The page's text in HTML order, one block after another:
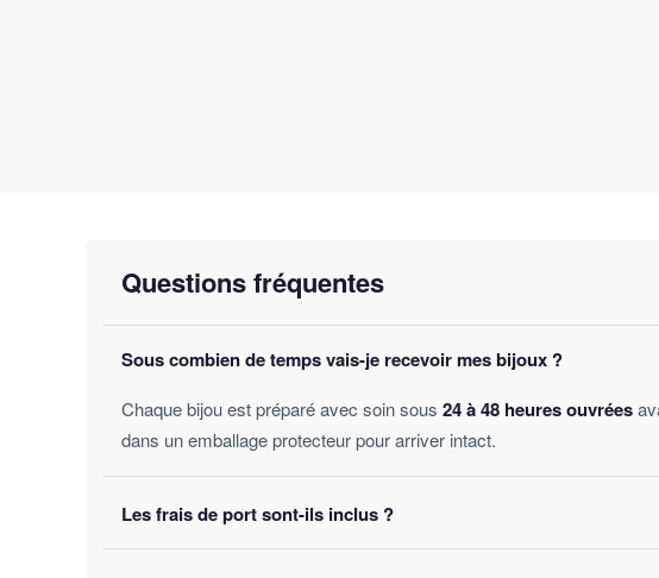
Questions fréquentes
Sous combien de temps vais-je recevoir mes bijoux ?
Chaque bijou est préparé avec soin sous 24 à 48 heures ouvrées
dans un emballage protecteur pour arriver intact.
Les frais de port sont-ils inclus ?